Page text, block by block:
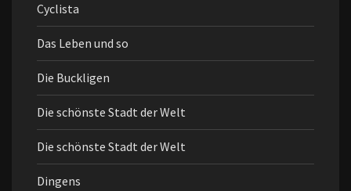
Cyclista
Das Leben und so
Die Buckligen
Die schönste Stadt der Welt
Die schönste Stadt der Welt
Dingens